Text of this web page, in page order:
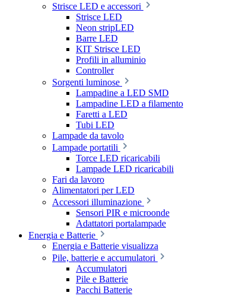
Strisce LED e accessori
Strisce LED
Neon stripLED
Barre LED
KIT Strisce LED
Profili in alluminio
Controller
Sorgenti luminose
Lampadine a LED SMD
Lampadine LED a filamento
Faretti a LED
Tubi LED
Lampade da tavolo
Lampade portatili
Torce LED ricaricabili
Lampade LED ricaricabili
Fari da lavoro
Alimentatori per LED
Accessori illuminazione
Sensori PIR e microonde
Adattatori portalampade
Energia e Batterie
Energia e Batterie visualizza
Pile, batterie e accumulatori
Accumulatori
Pile e Batterie
Pacchi Batterie